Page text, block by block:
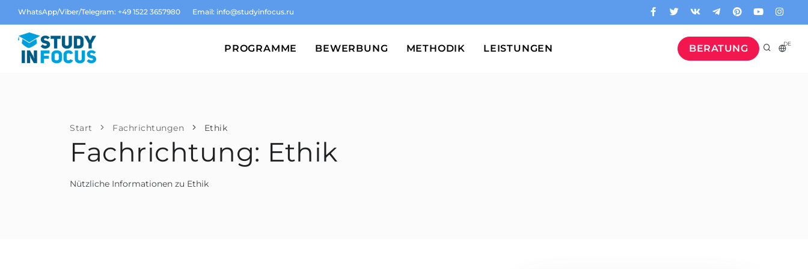
WhatsApp/Viber/Telegram: +49 1522 3657980 Email: info@studyinfocus.ru
BERATUNG DE
PROGRAMME BEWERBUNG METHODIK LEISTUNGEN
Start Fachrichtungen Ethik
Fachrichtung: Ethik
Nützliche Informationen zu Ethik